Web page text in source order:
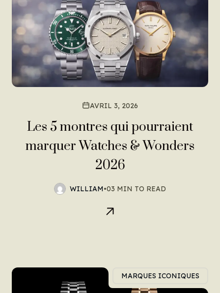
AVRIL 3, 2026
Les 5 montres qui pourraient
marquer Watches & Wonders
2026
WILLIAM•03 MIN TO READ
MARQUES ICONIQUES